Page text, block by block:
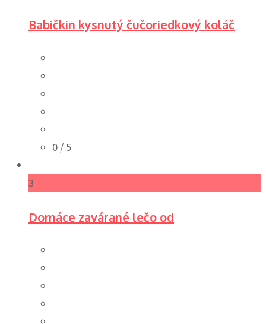
Babičkin kysnutý čučoriedkový koláč
0 / 5
3
Domáce zavárané lečo od